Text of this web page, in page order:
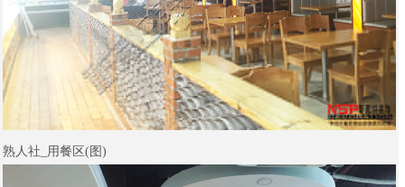
熟人社_用餐区(图)